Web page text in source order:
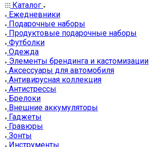
Каталог
Ежедневники
Подарочные наборы
Продуктовые подарочные наборы
Футболки
Одежда
Элементы брендинга и кастомизации
Аксессуары для автомобиля
Антивирусная коллекция
Антистрессы
Брелоки
Внешние аккумуляторы
Гаджеты
Гравюры
Зонты
Инструменты